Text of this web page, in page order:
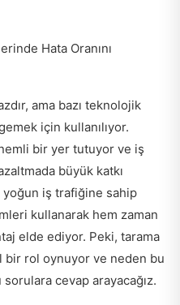
Hata Oranını
ama bazı teknolojik
için kullanılıyor.
bir yer tutuyor ve iş
büyük katkı
yoğun iş trafiğine sahip
kullanarak hem zaman
elde ediyor. Peki, tarama
bir rol oynuyor ve neden bu
cevap arayacağız.